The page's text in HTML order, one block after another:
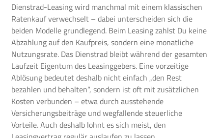
Dienstrad-Leasing wird manchmal mit einem klassischen
Ratenkauf verwechselt – dabei unterscheiden sich die
beiden Modelle grundlegend. Beim Leasing zahlst Du keine
Abzahlung auf den Kaufpreis, sondern eine monatliche
Nutzungsrate. Das Dienstrad bleibt während der gesamten
Laufzeit Eigentum des Leasinggebers. Eine vorzeitige
Ablösung bedeutet deshalb nicht einfach „den Rest
bezahlen und behalten“, sondern ist oft mit zusätzlichen
Kosten verbunden – etwa durch ausstehende
Versicherungsbeiträge und wegfallende steuerliche
Vorteile. Auch deshalb lohnt es sich meist, den